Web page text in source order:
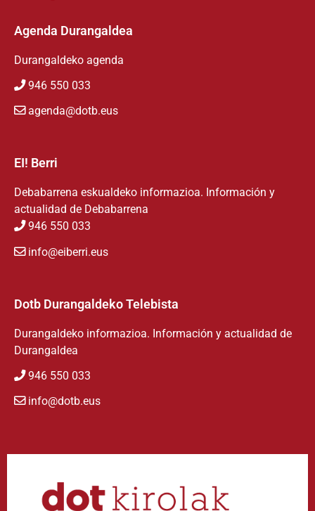
Agenda Durangaldea
Durangaldeko agenda
946 550 033
agenda@dotb.eus
EI! Berri
Debabarrena eskualdeko informazioa. Información y
actualidad de Debabarrena
946 550 033
info@eiberri.eus
Dotb Durangaldeko Telebista
Durangaldeko informazioa. Información y actualidad de
Durangaldea
946 550 033
info@dotb.eus